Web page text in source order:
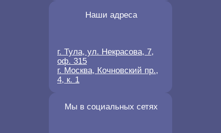
Мы в социальных сетях
Наши адреса
г. Тула, ул. Некрасова, 7,
оф. 315
г. Москва, Кочновский пр.,
4, к. 1